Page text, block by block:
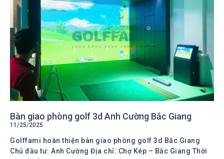
Bàn giao phòng golf 3d Anh Cường Bắc Giang
11/25/2025
Golffami hoàn thiện bàn giao phòng golf 3d Bắc Giang
Chủ đầu tư: Anh Cường Địa chỉ: Chợ Kép – Bắc Giang Thời